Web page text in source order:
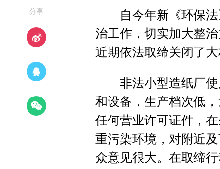
—分享—
自今年新《环保法
治工作，切实加大整
近期依法取缔关闭了
非法小型造纸厂使
和设备，生产档次低
任何营业许可证件，
重污染环境，对附近
众意见很大。在取缔